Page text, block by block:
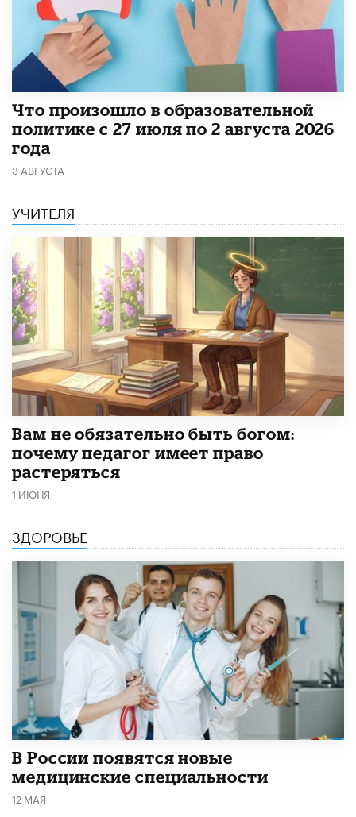
​Что произошло в образовательной
политике с 27 июля по 2 августа 2026
года
3 АВГУСТА
УЧИТЕЛЯ
​Вам не обязательно быть богом:
почему педагог имеет право
растеряться
1 ИЮНЯ
ЗДОРОВЬЕ
В России появятся новые
медицинские специальности
12 МАЯ